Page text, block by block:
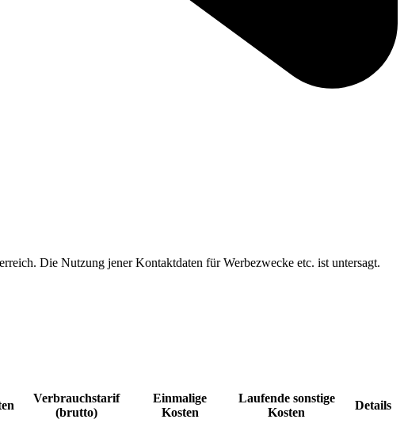
Die Nutzung jener Kontaktdaten für Werbezwecke etc. ist untersagt.
Verbrauchstarif
(brutto)
Einmalige
Kosten
Laufende sonstige
Kosten
Details